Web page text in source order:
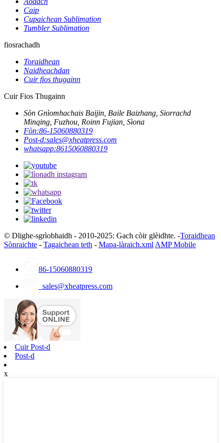
Caip
Cupaichean Sublimation
Tumbler Sublimation
fiosrachadh
Toraidhean
Naidheachdan
Cuir fios thugainn
Cuir Fios Thugainn
Sòn Gnìomhachais Baijin, Baile Baizhang, Siorrachd
Minqing, Fuzhou, Roinn Fujian, Sìona
Fòn:86-15060880319
Post-d:sales@xheatpress.com
whatsapp:8615060880319
© Dlighe-sgrìobhaidh - 2010-2025: Gach còir glèidhte. -Toraidhean
Sònraichte - Tagaichean teth - Mapa-làraich.xml AMP Mobile
86-15060880319
sales@xheatpress.com
Cuir Post-d
Post-d
x